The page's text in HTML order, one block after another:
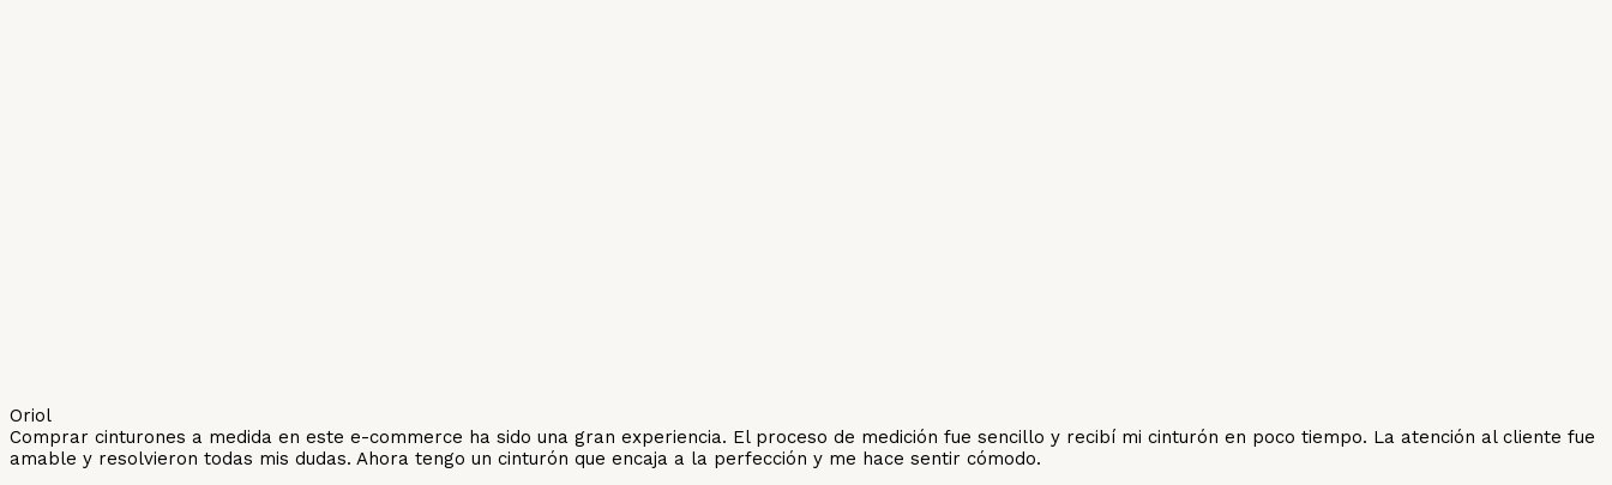
Oriol
Comprar cinturones a medida en este e-commerce ha sido una gran experiencia. El proceso de medición fue sencillo y recibí mi cinturón en poco tiempo. La atención al cliente fue
amable y resolvieron todas mis dudas. Ahora tengo un cinturón que encaja a la perfección y me hace sentir cómodo.